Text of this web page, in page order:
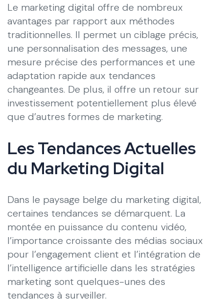
Le marketing digital offre de nombreux
avantages par rapport aux méthodes
traditionnelles. Il permet un ciblage précis,
une personnalisation des messages, une
mesure précise des performances et une
adaptation rapide aux tendances
changeantes. De plus, il offre un retour sur
investissement potentiellement plus élevé
que d’autres formes de marketing.
Les Tendances Actuelles
du Marketing Digital
Dans le paysage belge du marketing digital,
certaines tendances se démarquent. La
montée en puissance du contenu vidéo,
l’importance croissante des médias sociaux
pour l’engagement client et l’intégration de
l’intelligence artificielle dans les stratégies
marketing sont quelques-unes des
tendances à surveiller.